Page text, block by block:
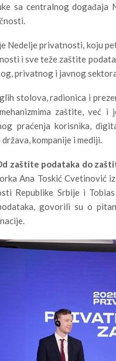
sa centralnog događaja
Nedelje privatnosti, koju
i sve teže zaštite
privatnog i javnog
stolova, radionica i
zaštite, već
praćenja korisnika,
kompanije i mediji.
zaštite podataka do
Ana Toskić Cvetinović
Republike Srbije i
govorili su o